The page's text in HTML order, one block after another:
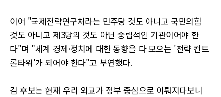
이어 "국제전략연구처라는 민주당 것도 아니고 국민의힘
것도 아니고 제3당의 것도 아닌 중립적인 기관이어야 한
다"며 "세계 경제·정치에 대한 동향을 다 모으는 '전략 컨트
롤타워'가 되어야 한다"고 부연했다.
김 후보는 현재 우리 외교가 정부 중심으로 이뤄지다보니